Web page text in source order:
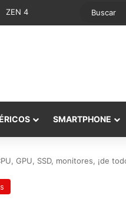
ZEN 4
SMARTPHONE
GPU, SSD, monitores, ¡de